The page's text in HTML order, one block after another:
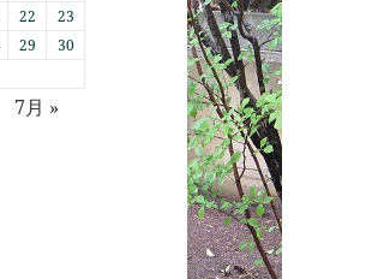
22
23
29
30
7月 »